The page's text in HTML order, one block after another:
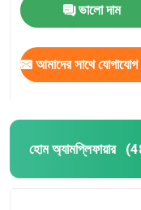
ভালো দাম
আমাদের সাথে
হোম অ্যামপ্লিফায়ার